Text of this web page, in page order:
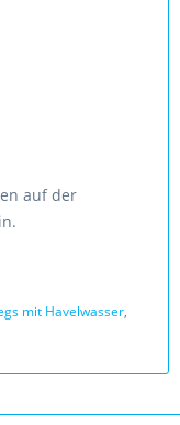
auf der
mit Havelwasser,